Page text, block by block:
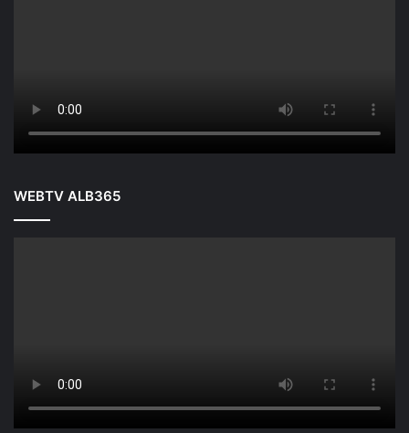
WEBTV ALB365